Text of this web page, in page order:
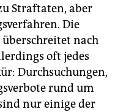
Straftaten, aber
Die
nach
oft jedes
Durchsuchungen,
rund um
nur einige der